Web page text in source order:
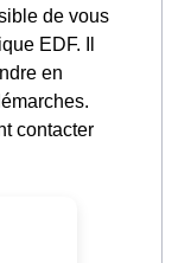
de vous
EDF. Il
en
contacter